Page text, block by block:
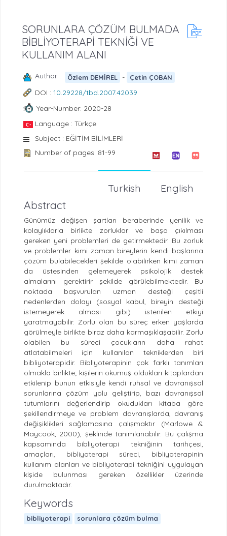
SORUNLARA ÇÖZÜM BULMADA
BİBLİYOTERAPİ TEKNİĞİ VE
KULLANIM ALANI
Author : Özlem DEMİREL - Çetin ÇOBAN
DOI : 10.29228/tbd.2007.42039
Year-Number: 2020-28
Language : Türkçe
Subject : EĞİTİM BİLİMLERİ
Number of pages: 81-99
English
Turkish
Abstract
Günümüz değişen şartları beraberinde yenilik ve
kolaylıklarla birlikte zorluklar ve başa çıkılması
gereken yeni problemleri de getirmektedir. Bu zorluk
ve problemler kimi zaman bireylerin kendi başlarına
çözüm bulabilecekleri şekilde olabilirken kimi zaman
da üstesinden gelemeyerek psikolojik destek
almalarını gerektirir şekilde görülebilmektedir. Bu
noktada başvurulan uzman desteği çeşitli
nedenlerden dolayı (sosyal kabul, bireyin desteği
istemeyerek alması gibi) istenilen etkiyi
yaratmayabilir. Zorlu olan bu süreç erken yaşlarda
görülmeyle birlikte biraz daha karmaşıklaşabilir. Zorlu
olabilen bu süreci çocukların daha rahat
atlatabilmeleri için kullanılan tekniklerden biri
bibliyoterapidir. Bibliyoterapinin çok farklı tanımları
olmakla birlikte; kişilerin okumuş oldukları kitaplardan
etkilenip bunun etkisiyle kendi ruhsal ve davranışsal
sorunlarına çözüm yolu geliştirip, bazı davranışsal
tutumlarını değerlendirip okudukları kitaba göre
şekillendirmeye ve problem davranışlarda, davranış
değişiklikleri sağlamasına çalışmaktır (Marlowe &
Maycook, 2000), şeklinde tanımlanabilir. Bu çalışma
kapsamında bibliyoterapi tekniğinin tarihçesi,
amaçları, bibliyoterapi süreci, bibliyoterapinin
kullanım alanları ve bibliyoterapi tekniğini uygulayan
kişide bulunması gereken özellikler üzerinde
durulmaktadır.
Keywords
bibliyoterapi sorunlara çözüm bulma